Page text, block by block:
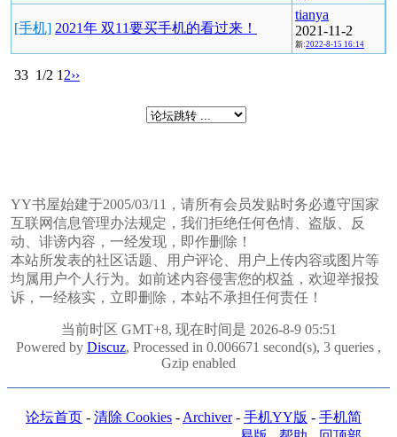
[手机] 2021年 双11要买手机的看过来！
tianya
2021-11-2
新:2022-8-15 16:14
33 1/2 1 2››
YY书屋始建于2005/03/11，请所有会员发贴时务必遵守国家
互联网信息管理办法规定，我们拒绝任何色情、盗版、反
动、诽谤内容，一经发现，即作删除！
本站所发表的社区话题、用户评论、用户上传内容或图片等
均属用户个人行为。如前述内容侵害您的权益，欢迎举报投
诉，一经核实，立即删除，本站不承担任何责任！
当前时区 GMT+8, 现在时间是 2026-8-9 05:51
Powered by Discuz, Processed in 0.006671 second(s), 3 queries ,
Gzip enabled
论坛首页 - 清除 Cookies - Archiver- 手机YY版 - 手机简